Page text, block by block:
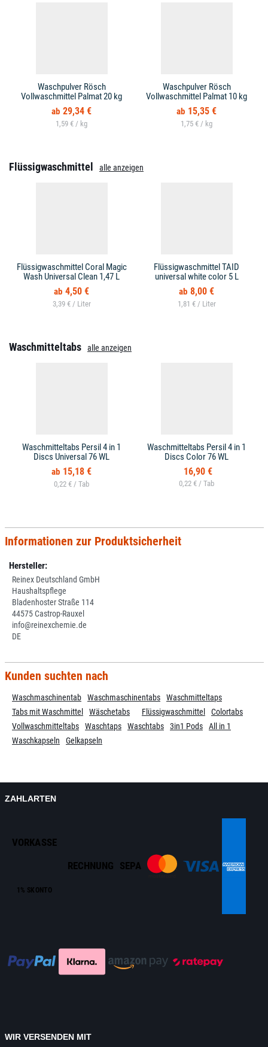
Waschpulver Rösch
Vollwaschmittel Palmat 20 kg
29,34 €
1,59 € /
Waschpulver Rösch
Vollwaschmittel Palmat 10 kg
15,35 €
1,75 € /
Flüssigwaschmittel alle anzeigen
Flüssigwaschmittel Coral Magic
Wash Universal Clean 1,47 L
4,50 €
3,39 € /
Flüssigwaschmittel TAID
universal white color 5 L
8,00 €
1,81 € /
Waschmitteltabs alle anzeigen
Waschmitteltabs Persil 4 in 1
Discs Universal 76 WL
15,18 €
0,22 € /
Waschmitteltabs Persil 4 in 1
Discs Color 76 WL
16,90 €
0,22 € /
Informationen zur Produktsicherheit
Hersteller:
Reinex Deutschland GmbH
Haushaltspflege
Bladenhoster Straße 114
44575 Castrop-Rauxel
info@reinexchemie.de
DE
Kunden suchten nach
Waschmaschinentab Waschmaschinentabs
Waschmitteltaps
Tabs mit Waschmittel
Wäschetabs Flüssigwaschmittel
Colortabs
Vollwaschmitteltabs
Waschtaps Waschtabs 3in1 Pods
All in 1
Waschkapseln
Gelkapseln
ZAHLARTEN
VORKASSE
1% SKONTO
RECHNUNG SEPA
WIR VERSENDEN MIT